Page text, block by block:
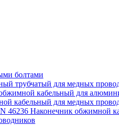
болтами
трубчатый для медных
кабельный для
кабельный для медных
Наконечник обжимной